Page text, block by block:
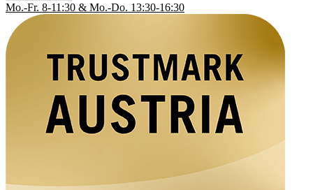
Mo.-Fr. 8-11:30 & Mo.-Do. 13:30-16:30